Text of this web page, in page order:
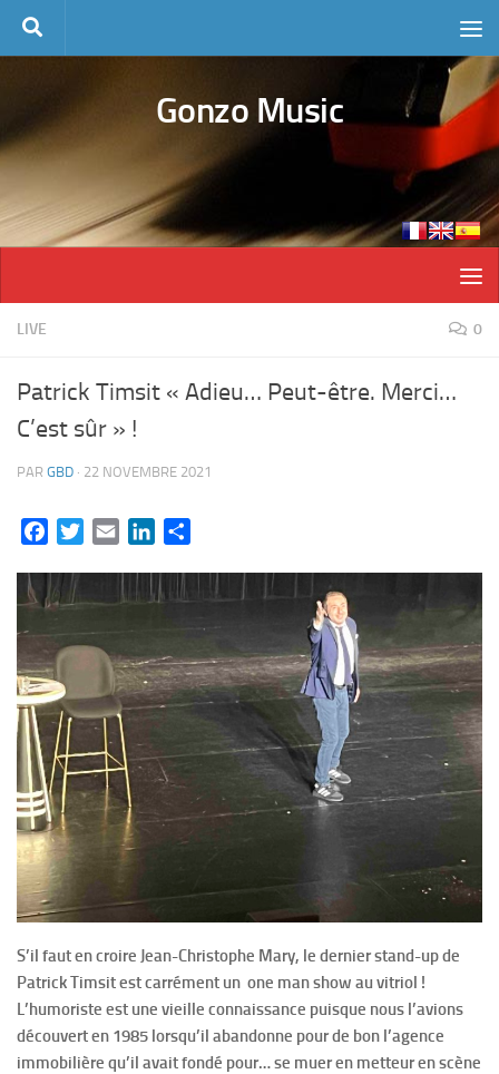
Skip to content
Gonzo Music
LIVE 0
Patrick Timsit « Adieu… Peut-être. Merci…
C’est sûr » !
PAR GBD · 22 NOVEMBRE 2021
FacebookTwitterEmail LinkedIn
S’il faut en croire Jean-Christophe Mary, le dernier stand-up de
Patrick Timsit est carrément un one man show au vitriol !
L’humoriste est une vieille connaissance puisque nous l’avions
découvert en 1985 lorsqu’il abandonne pour de bon l’agence
immobilière qu’il avait fondé pour… se muer en metteur en scène